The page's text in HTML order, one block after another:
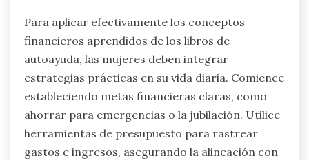
Para aplicar efectivamente los conceptos
financieros aprendidos de los libros de
autoayuda, las mujeres deben integrar
estrategias prácticas en su vida diaria. Comience
estableciendo metas financieras claras, como
ahorrar para emergencias o la jubilación. Utilice
herramientas de presupuesto para rastrear
gastos e ingresos, asegurando la alineación con